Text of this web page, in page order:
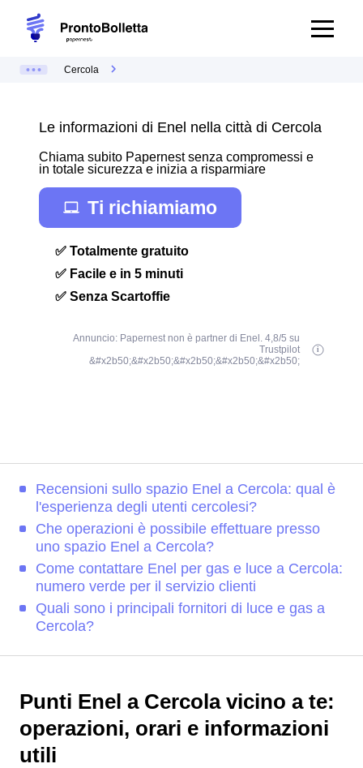
Cercola
Le informazioni di Enel nella città di Cercola
Chiama subito Papernest senza compromessi e
in totale sicurezza e inizia a risparmiare
Ti richiamiamo
✅ Totalmente gratuito
✅ Facile e in 5 minuti
✅ Senza Scartoffie
Annuncio: Papernest non è partner di Enel. 4,8/5 su
Trustpilot
&#x2b50;&#x2b50;&#x2b50;&#x2b50;&#x2b50;
Recensioni sullo spazio Enel a Cercola: qual è
l'esperienza degli utenti cercolesi?
Che operazioni è possibile effettuare presso
uno spazio Enel a Cercola?
Come contattare Enel per gas e luce a Cercola:
numero verde per il servizio clienti
Quali sono i principali fornitori di luce e gas a
Cercola?
Punti Enel a Cercola vicino a te:
operazioni, orari e informazioni
utili